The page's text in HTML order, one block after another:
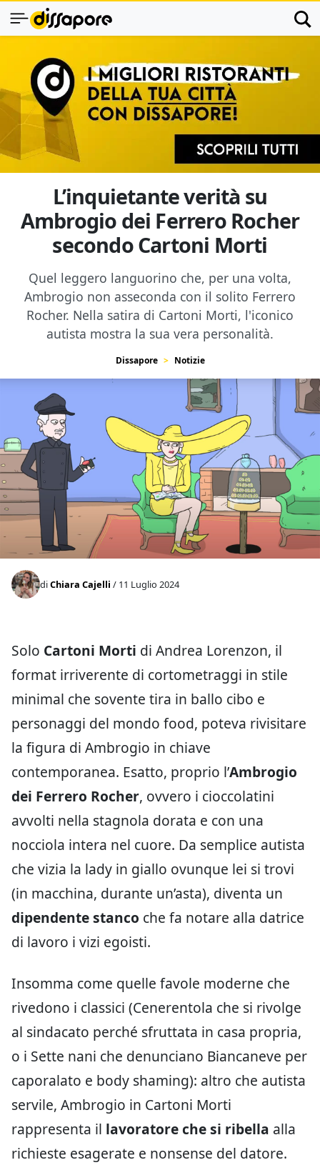
L’inquietante verità su
Ambrogio dei Ferrero Rocher
secondo Cartoni Morti
Quel leggero languorino che, per una volta,
Ambrogio non asseconda con il solito Ferrero
Rocher. Nella satira di Cartoni Morti, l'iconico
autista mostra la sua vera personalità.
Dissapore Notizie
diChiara Cajelli / 11 Luglio 2024
Solo Cartoni Morti di Andrea Lorenzon, il
format irriverente di cortometraggi in stile
minimal che sovente tira in ballo cibo e
personaggi del mondo food, poteva rivisitare
la figura di Ambrogio in chiave
contemporanea. Esatto, proprio l’Ambrogio
dei Ferrero Rocher, ovvero i cioccolatini
avvolti nella stagnola dorata e con una
nocciola intera nel cuore. Da semplice autista
che vizia la lady in giallo ovunque lei si trovi
(in macchina, durante un’asta), diventa un
dipendente stanco che fa notare alla datrice
di lavoro i vizi egoisti.
Insomma come quelle favole moderne che
rivedono i classici (Cenerentola che si rivolge
al sindacato perché sfruttata in casa propria,
o i Sette nani che denunciano Biancaneve per
caporalato e body shaming): altro che autista
servile, Ambrogio in Cartoni Morti
rappresenta il lavoratore che si ribella alla
richieste esagerate e nonsense del datore.